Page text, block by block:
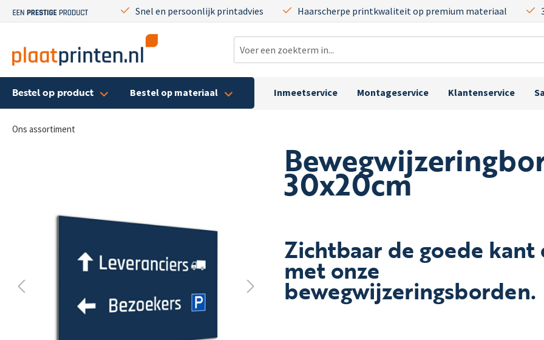
Snel en persoonlijk printadvies Haarscherpe printkwaliteit op premium materiaal
Bestel op product Bestel op materiaal Inmeetservice Montageservice Klantenservice
Ons assortiment
30x20cm
Zichtbaar de goede kant
met onze
bewegwijzeringsborden.